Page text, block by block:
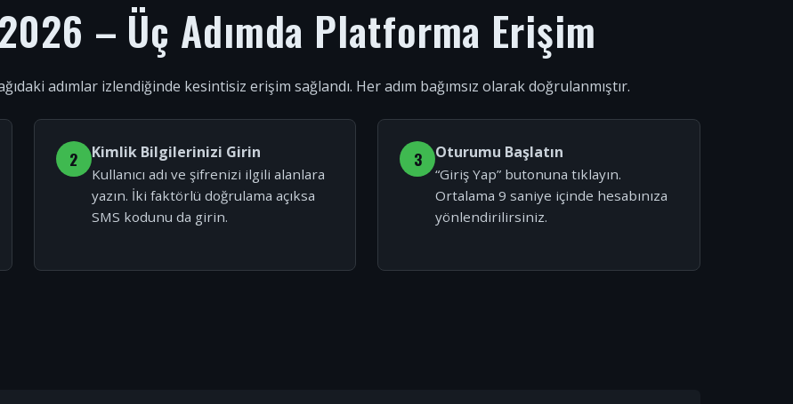
– Üç Adımda Platforma Erişim
adımlar izlendiğinde kesintisiz erişim sağlandı. Her adım bağımsız olarak doğrulanmıştır.
2 Kimlik Bilgilerinizi Girin
Kullanıcı adı ve şifrenizi ilgili alanlara
yazın. İki faktörlü doğrulama açıksa
SMS kodunu da girin.
3 Oturumu Başlatın
“Giriş Yap” butonuna tıklayın.
Ortalama 9 saniye içinde hesabınıza
yönlendirilirsiniz.